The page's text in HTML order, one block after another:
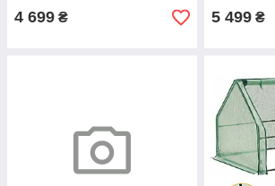
4 699 ₴ 5 499 ₴